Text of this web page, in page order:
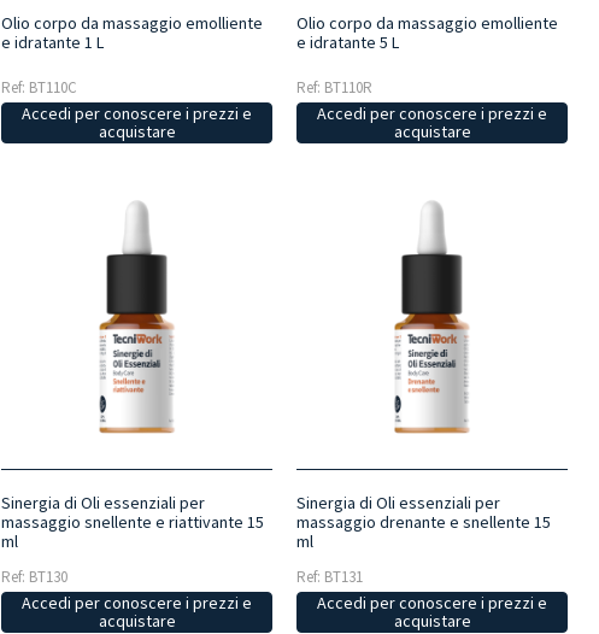
Olio corpo da massaggio emolliente
e idratante 1 L
Ref: BT110C
Accedi per conoscere i prezzi e
acquistare
Olio corpo da massaggio emolliente
e idratante 5 L
Ref: BT110R
Accedi per conoscere i prezzi e
acquistare
Sinergia di Oli essenziali per
massaggio snellente e riattivante 15
ml
Ref: BT130
Accedi per conoscere i prezzi e
acquistare
Sinergia di Oli essenziali per
massaggio drenante e snellente 15
ml
Ref: BT131
Accedi per conoscere i prezzi e
acquistare